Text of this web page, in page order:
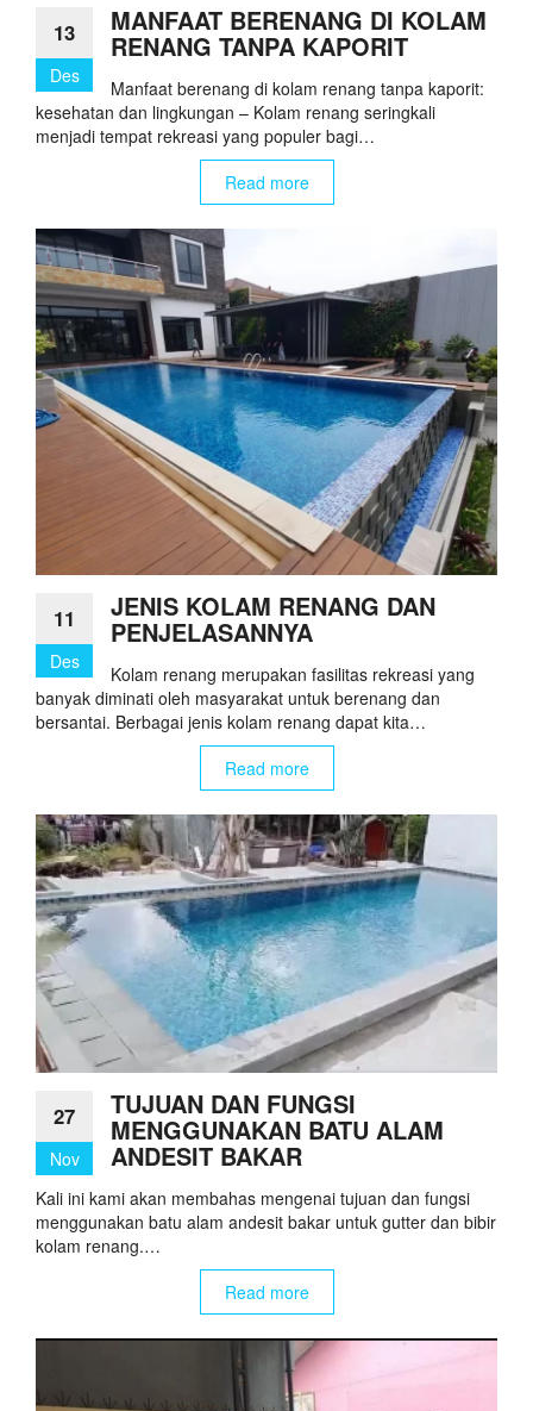
13
Des
MANFAAT BERENANG DI KOLAM
RENANG TANPA KAPORIT
Manfaat berenang di kolam renang tanpa kaporit:
kesehatan dan lingkungan – Kolam renang seringkali
menjadi tempat rekreasi yang populer bagi…
Read more
11
Des
JENIS KOLAM RENANG DAN
PENJELASANNYA
Kolam renang merupakan fasilitas rekreasi yang
banyak diminati oleh masyarakat untuk berenang dan
bersantai. Berbagai jenis kolam renang dapat kita…
Read more
27
Nov
TUJUAN DAN FUNGSI
MENGGUNAKAN BATU ALAM
ANDESIT BAKAR
Kali ini kami akan membahas mengenai tujuan dan fungsi
menggunakan batu alam andesit bakar untuk gutter dan bibir
kolam renang.…
Read more